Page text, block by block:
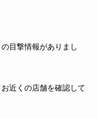
目撃情報がありまし
近くの店舗を確認して